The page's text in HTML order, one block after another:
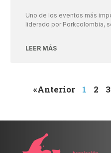
Uno de los eventos más
liderado por Porkcolombia,
LEER MÁS
«Anterior 1 2 3